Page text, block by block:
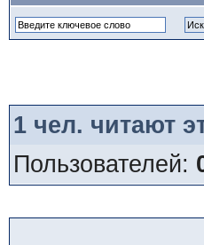
1чел. читают
Пользователей: